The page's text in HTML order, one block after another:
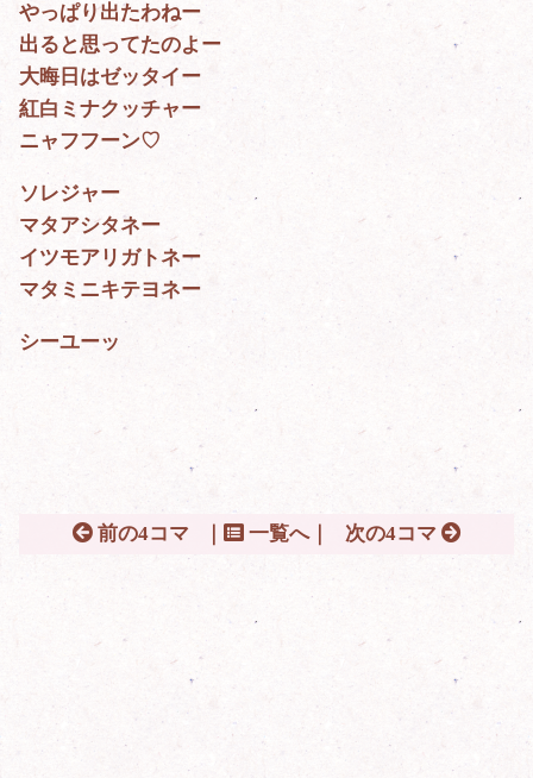
やっぱり出たわねー
出ると思ってたのよー
大晦日はゼッタイー
紅白ミナクッチャー
ニャフフーン♡
ソレジャー
マタアシタネー
イツモアリガトネー
マタミニキテヨネー
シーユーッ
前の4コマ 一覧へ｜ 次の4コマ